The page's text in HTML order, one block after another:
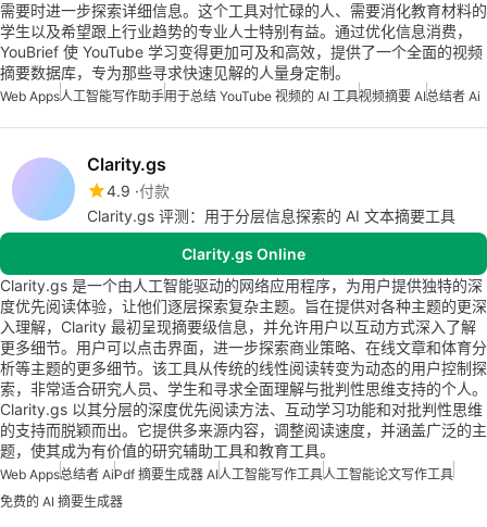
需要时进一步探索详细信息。这个工具对忙碌的人、需要消化教育材料的
学生以及希望跟上行业趋势的专业人士特别有益。通过优化信息消费，
YouBrief 使 YouTube 学习变得更加可及和高效，提供了一个全面的视频
摘要数据库，专为那些寻求快速见解的人量身定制。
Web Apps人工智能写作助手用于总结 YouTube 视频的 AI 工具视频摘要 AI总结者 Ai
Clarity.gs
4.9 付款
Clarity.gs 评测：用于分层信息探索的 AI 文本摘要工具
Clarity.gs Online
Clarity.gs 是一个由人工智能驱动的网络应用程序，为用户提供独特的深
度优先阅读体验，让他们逐层探索复杂主题。旨在提供对各种主题的更深
入理解，Clarity 最初呈现摘要级信息，并允许用户以互动方式深入了解
更多细节。用户可以点击界面，进一步探索商业策略、在线文章和体育分
析等主题的更多细节。该工具从传统的线性阅读转变为动态的用户控制探
索，非常适合研究人员、学生和寻求全面理解与批判性思维支持的个人。
Clarity.gs 以其分层的深度优先阅读方法、互动学习功能和对批判性思维
的支持而脱颖而出。它提供多来源内容，调整阅读速度，并涵盖广泛的主
题，使其成为有价值的研究辅助工具和教育工具。
Web Apps总结者 AiPdf 摘要生成器 AI人工智能写作工具人工智能论文写作工具
免费的 AI 摘要生成器